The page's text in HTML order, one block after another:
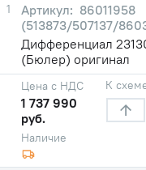
1
86011958
(513873/507137/
Дифференциал
(Бюлер) оригинал
Наличие
Цена с НДС
1 737 990
руб.
К